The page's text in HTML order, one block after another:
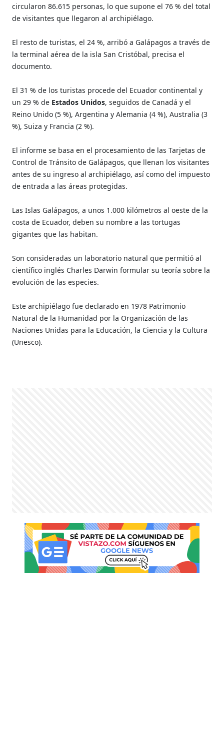
circularon 86.615 personas, lo que supone el 76 % del total
de visitantes que llegaron al archipiélago.
El resto de turistas, el 24 %, arribó a Galápagos a través de
la terminal aérea de la isla San Cristóbal, precisa el
documento.
El 31 % de los turistas procede del Ecuador continental y
un 29 % de Estados Unidos, seguidos de Canadá y el
Reino Unido (5 %), Argentina y Alemania (4 %), Australia (3
%), Suiza y Francia (2 %).
El informe se basa en el procesamiento de las Tarjetas de
Control de Tránsito de Galápagos, que llenan los visitantes
antes de su ingreso al archipiélago, así como del impuesto
de entrada a las áreas protegidas.
Las Islas Galápagos, a unos 1.000 kilómetros al oeste de la
costa de Ecuador, deben su nombre a las tortugas
gigantes que las habitan.
Son consideradas un laboratorio natural que permitió al
científico inglés Charles Darwin formular su teoría sobre la
evolución de las especies.
Este archipiélago fue declarado en 1978 Patrimonio
Natural de la Humanidad por la Organización de las
Naciones Unidas para la Educación, la Ciencia y la Cultura
(Unesco).